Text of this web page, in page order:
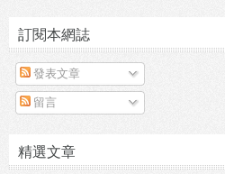
訂閱本網誌
發表文章
留言
精選文章